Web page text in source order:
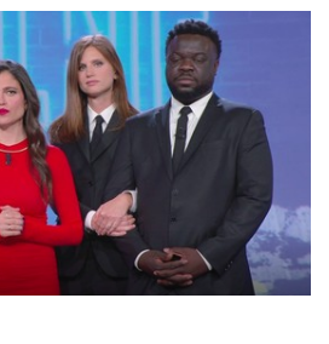
alternative, dei sospetti
che negli ultimi anni hanno invaso
piazze digitali e immaginario collettivo.